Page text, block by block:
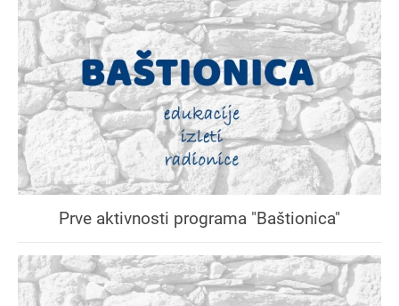
Prve aktivnosti programa "Baštionica"